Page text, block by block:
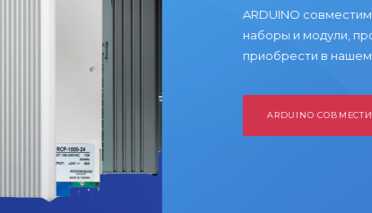
ARDUINO совместимые платы, конвертеры интерфейсов,
наборы и модули, программаторы все это вы можете
приобрести в нашем интернет-магазине по выгодным ценам!
ARDUINO СОВМЕСТИМЫЕ ПЛАТЫ ПРОГРАМАТОРЫ